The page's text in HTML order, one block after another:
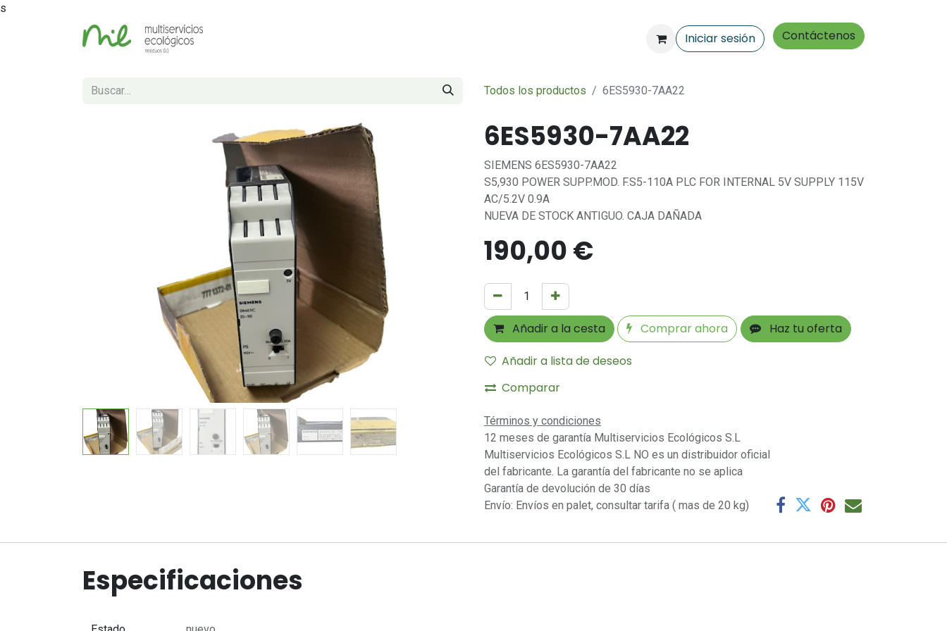
s
Iniciar sesión Contáctenos
Todos los productos 6ES5930-7AA22
6ES5930-7AA22
SIEMENS 6ES5930-7AA22
S5,930 POWER SUPP.MOD. F.S5-110A PLC FOR INTERNAL 5V SUPPLY 115V
AC/5.2V 0.9A
NUEVA DE STOCK ANTIGUO. CAJA DAÑADA
190,00€
Añadir a la cesta Comprar ahora
Haz tu oferta
Añadir a lista de deseos
Comparar
Términos y condiciones
12 meses de garantía Multiservicios Ecológicos S.L
Multiservicios Ecológicos S.L NO es un distribuidor oficial
del fabricante. La garantía del fabricante no se aplica
Garantía de devolución de 30 días
Envío: Envíos en palet, consultar tarifa ( mas de 20 kg)
Especificaciones